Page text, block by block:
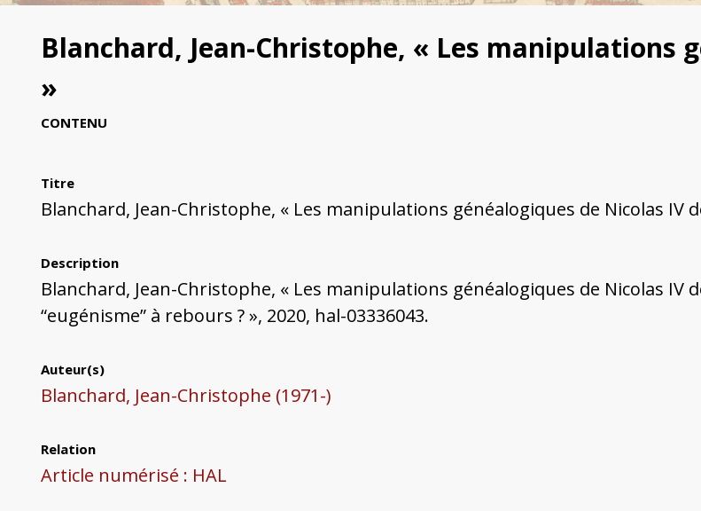
Blanchard, Jean-Christophe, « Les manipulations
»
CONTENU
Titre
Blanchard, Jean-Christophe, « Les manipulations généalogiques de Nicolas IV
Description
Blanchard, Jean-Christophe, « Les manipulations généalogiques de Nicolas IV
“eugénisme” à rebours ? », 2020, hal-03336043.
Auteur(s)
Blanchard, Jean-Christophe (1971-)
Relation
Article numérisé : HAL